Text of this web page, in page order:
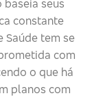
seus
constante
Saúde tem se
com
o que há
planos com